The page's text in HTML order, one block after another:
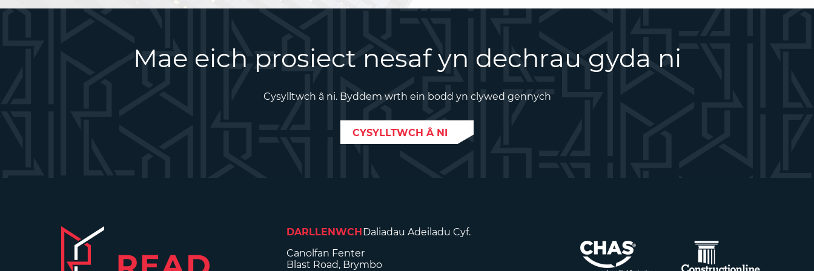
Mae eich prosiect nesaf yn dechrau gyda ni
Cysylltwch â ni. Byddem wrth ein bodd yn clywed gennych
CYSYLLTWCH Â NI
DARLLENWCHDaliadau Adeiladu Cyf.
Canolfan Fenter
Blast Road, Brymbo